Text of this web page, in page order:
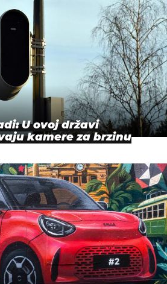
U ovoj državi
kamere za brzinu